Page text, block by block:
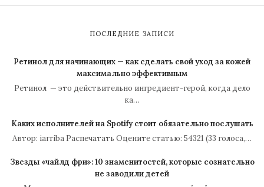
ПОСЛЕДНИЕ ЗАПИСИ
Ретинол для начинающих — как сделать свой уход за кожей
максимально эффективным
Ретинол — это действительно ингредиент-герой, когда дело
ка…
Каких исполнителей на Spotify стоит обязательно послушать
Автор: iarriba Распечатать Оцените статью: 54321 (33 голоса,…
Звезды «чайлд фри»: 10 знаменитостей, которые сознательно
не заводили детей